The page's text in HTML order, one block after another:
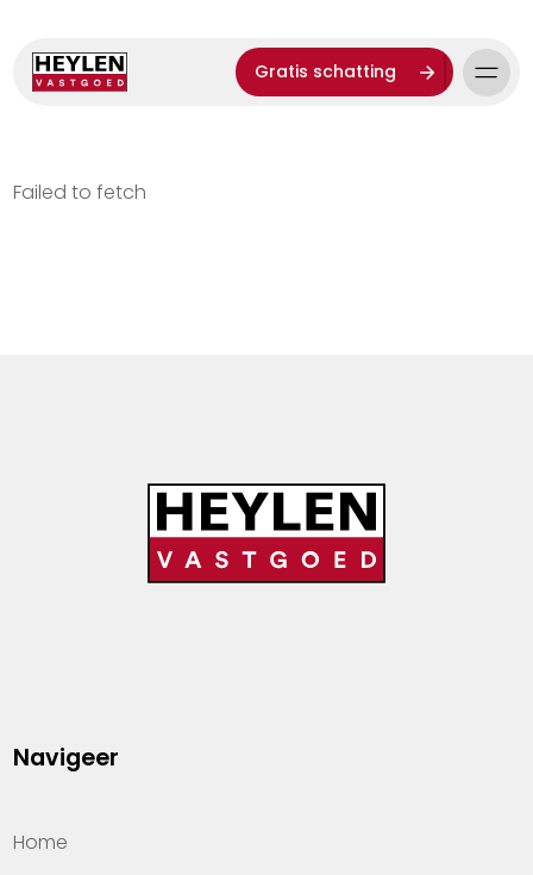
Gratis schatting
Failed to fetch
Navigeer
Home